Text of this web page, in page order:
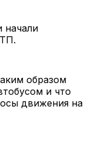
начали
образом
и что
движения на